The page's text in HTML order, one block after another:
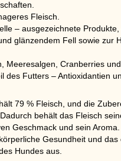
Fleisch.
– ausgezeichnete
glänzendem Fell sowie zur
Meeresalgen, Cranberries
des Futters – Antioxidantien
79 % Fleisch, und die
behält das Fleisch
Geschmack und sein
Gesundheit und das
Hundes aus.